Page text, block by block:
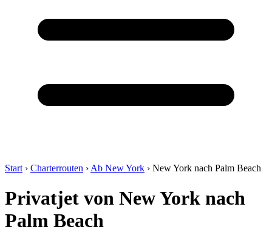
Start › Charterrouten › Ab New York › New York nach Palm Beach
Privatjet von New York nach
Palm Beach